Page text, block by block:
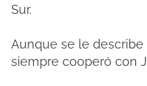
Sur.
Aunque se le
siempre cooperó con